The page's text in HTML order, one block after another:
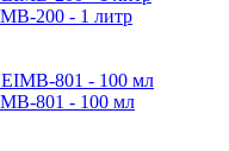
200 - 1 литр
801 - 100 мл